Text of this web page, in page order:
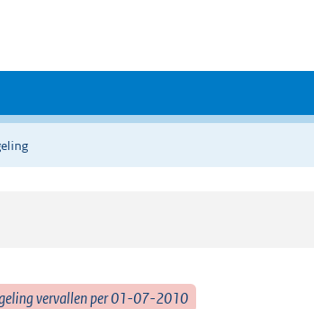
vervallen per 01-07-2010